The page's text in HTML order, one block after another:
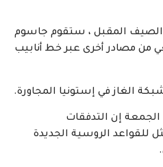
الصيف المقبل ، ستقوم جاسوم
من مصادر أخرى عبر خط أنابيب
الغاز في إستونيا المجاورة.
إن التدفقات
الروسية الجديدة